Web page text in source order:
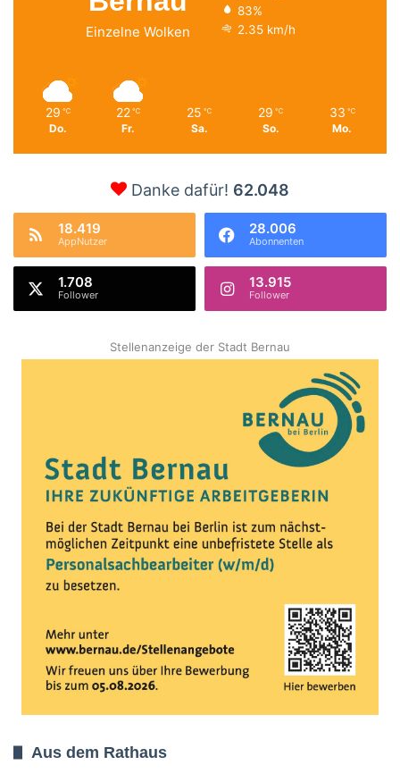
Einzelne Wolken
83%
2.35 km/h
29 ℃
Do.
22 ℃
Fr.
25 ℃
Sa.
29 ℃
So.
33 ℃
Mo.
Danke dafür! 62.048
18.419
AppNutzer
28.006
Abonnenten
1.708
Follower
13.915
Follower
Stellenanzeige der Stadt Bernau
Aus dem Rathaus